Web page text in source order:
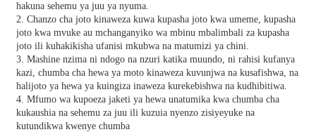
hakuna sehemu ya juu ya nyuma.
2. Chanzo cha joto kinaweza kuwa kupasha joto kwa umeme, kupasha
joto kwa mvuke au mchanganyiko wa mbinu mbalimbali za kupasha
joto ili kuhakikisha ufanisi mkubwa na matumizi ya chini.
3. Mashine nzima ni ndogo na nzuri katika muundo, ni rahisi kufanya
kazi, chumba cha hewa ya moto kinaweza kuvunjwa na kusafishwa, na
halijoto ya hewa ya kuingiza inaweza kurekebishwa na kudhibitiwa.
4. Mfumo wa kupoeza jaketi ya hewa unatumika kwa chumba cha
kukaushia na sehemu za juu ili kuzuia nyenzo zisiyeyuke na
kutundikwa kwenye chumba